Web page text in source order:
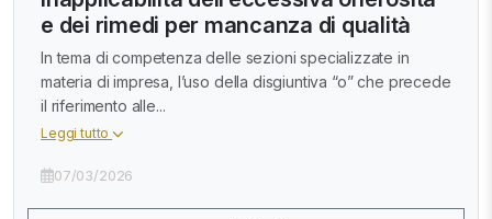
e dei rimedi per mancanza di qualità
In tema di competenza delle sezioni specializzate in
materia di impresa, l’uso della disgiuntiva “o” che precede
il riferimento alle...
Leggi tutto
07/03/2026